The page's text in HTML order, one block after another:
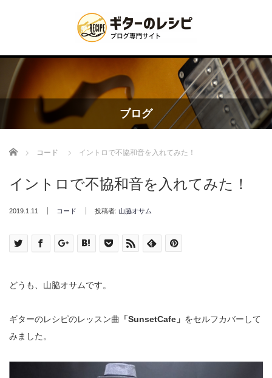
ブログ
Home コード イントロで不協和音を入れてみた！
イントロで不協和音を入れてみた！
2019.1.11 コード 投稿者: 山脇オサム
どうも、山脇オサムです。
ギターのレシピのレッスン曲 「SunsetCafe」 をセルフカバーして
みました。